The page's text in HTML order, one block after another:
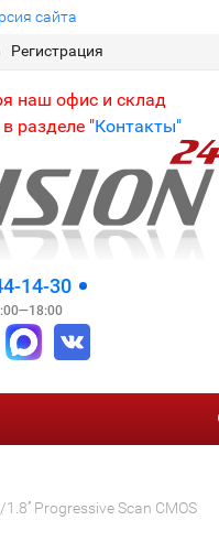
сайта
Регистрация
наш офис и склад
разделе "Контакты"
14-30
Progressive Scan CMOS